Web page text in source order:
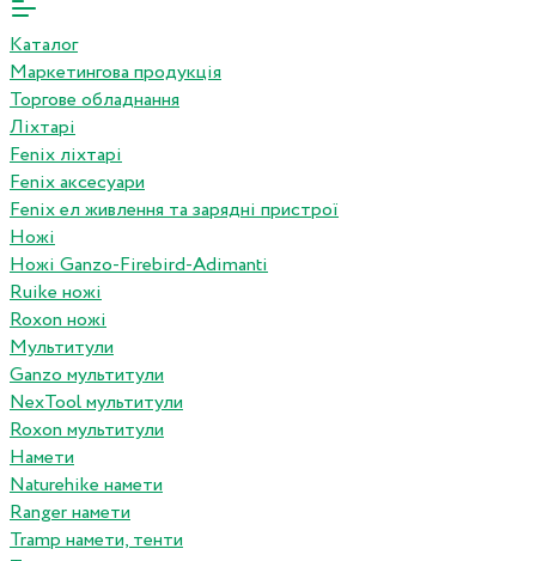
Каталог
Маркетингова продукція
Торгове обладнання
Ліхтарі
Fenix ліхтарі
Fenix аксесуари
Fenix ел живлення та зарядні пристрої
Ножі
Ножі Ganzo-Firebird-Adimanti
Ruike ножі
Roxon ножi
Мультитули
Ganzo мультитули
NexTool мультитули
Roxon мультитули
Намети
Naturehike намети
Ranger намети
Tramp намети, тенти